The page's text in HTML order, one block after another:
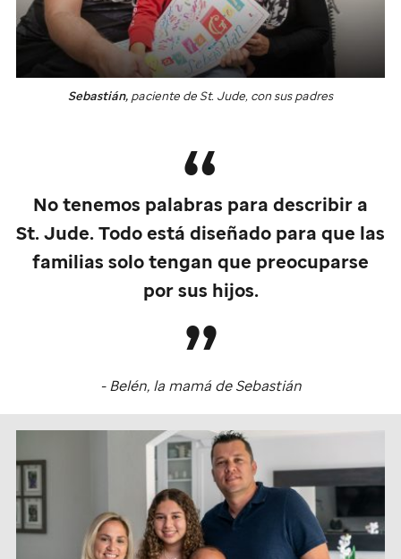
Sebastián, paciente deSt. Jude, con sus padres
No tenemos palabras para describir a
St. Jude. Todo está diseñado para que las
familias solo tengan que preocuparse
por sus hijos.
- Belén, la mamá de Sebastián